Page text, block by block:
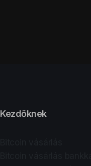
Kezdőknek